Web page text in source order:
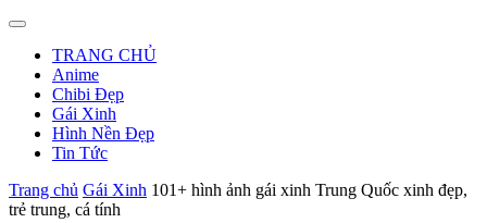
TRANG CHỦ
Anime
Chibi Đẹp
Gái Xinh
Hình Nền Đẹp
Tin Tức
Trang chủ Gái Xinh 101+ hình ảnh gái xinh Trung Quốc xinh đẹp,
trẻ trung, cá tính